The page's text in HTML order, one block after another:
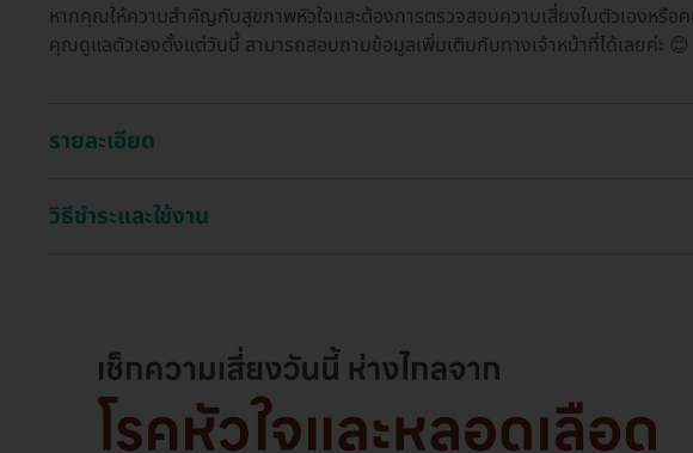
หากคุณให้ความสำคัญกับสุขภาพหัวใจและต้องการตรวจสอบความเสี่ยงในตัวเองหรื
คุณดูแลตัวเองตั้งแต่วันนี้ สามารถสอบถามข้อมูลเพิ่มเติมกับทางเจ้าหน้าที่ได้เลยค่ะ 😊
รายละเอียด
วิธีชำระและใช้งาน